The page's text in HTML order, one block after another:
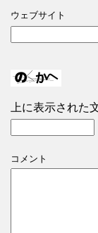
ウェブサイト
上に表示された
コメント